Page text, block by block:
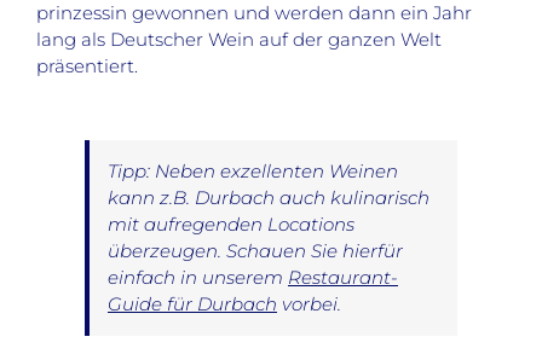
prinzessin gewonnen und werden dann ein Jahr
lang als Deutscher Wein auf der ganzen Welt
präsentiert.
Tipp: Neben exzellenten Weinen
kann z.B. Durbach auch kulinarisch
mit aufregenden Locations
überzeugen. Schauen Sie hierfür
einfach in unserem Restaurant-
Guide für Durbach vorbei.